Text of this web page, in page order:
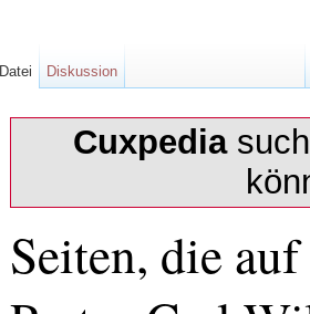
Cuxpedia
Seiten, die
Datei Diskussion